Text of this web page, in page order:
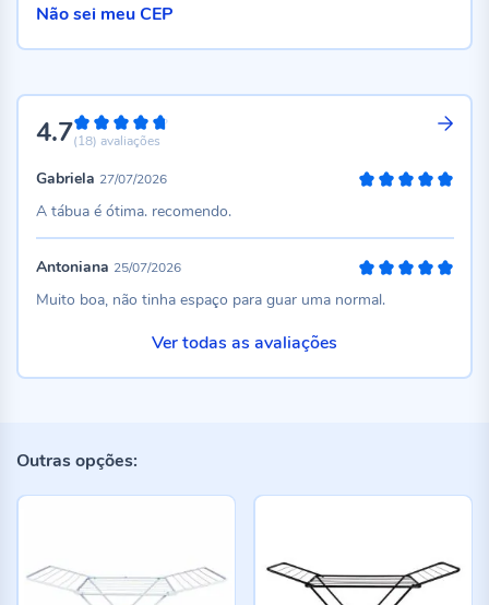
4.794%
(18) avaliações
Gabriela 27/07/2026
A tábua é ótima. recomendo.
Antoniana 25/07/2026
Muito boa, não tinha espaço para guar uma normal.
Ver todas as avaliações
Não sei meu CEP
Outras opções: